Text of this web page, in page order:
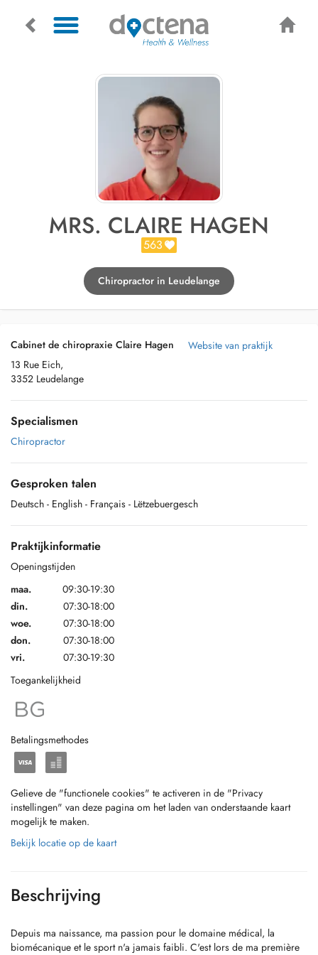
MRS. CLAIRE HAGEN
563
Chiropractor in Leudelange
Cabinet de chiropraxie Claire Hagen
13 Rue Eich,
3352 Leudelange
Website van praktijk
Specialismen
Chiropractor
Gesproken talen
Deutsch - English - Français - Lëtzebuergesch
Praktijkinformatie
Openingstijden
maa.
09:30-19:30
din.
07:30-18:00
woe.
07:30-18:00
don.
07:30-18:00
vri.
07:30-19:30
Toegankelijkheid
Betalingsmethodes
Gelieve de "functionele cookies" te activeren in de "Privacy
instellingen" van deze pagina om het laden van onderstaande kaart
mogelijk te maken.
Bekijk locatie op de kaart
Beschrijving
Depuis ma naissance, ma passion pour le domaine médical, la
biomécanique et le sport n'a jamais faibli. C'est lors de ma première